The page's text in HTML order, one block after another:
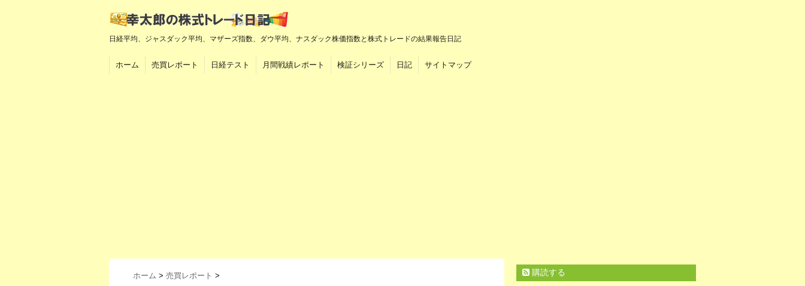
日経平均、ジャスダック平均、マザーズ指数、ダウ平均、ナスダック株価指数と株式トレードの結果報告日記
ホーム 売買レポート 日経テスト 月間戦績レポート 検証シリーズ 日記 サイトマップ
ホーム > 売買レポート > 購読する